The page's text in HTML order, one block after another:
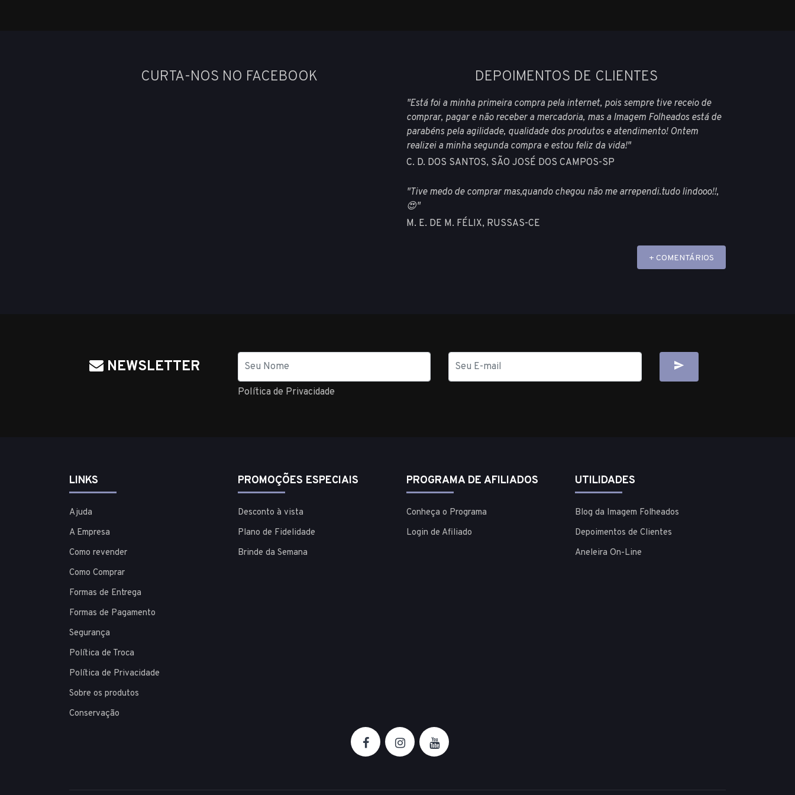
CURTA-NOS NO FACEBOOK DEPOIMENTOS DE CLIENTES
"Está foi a minha primeira compra pela internet, pois sempre tive receio de
comprar, pagar e não receber a mercadoria, mas a Imagem Folheados está de
parabéns pela agilidade, qualidade dos produtos e atendimento! Ontem
realizei a minha segunda compra e estou feliz da vida!"
C. D. DOS SANTOS, SÃO JOSÉ DOS CAMPOS-SP
"Tive medo de comprar mas,quando chegou não me arrependi.tudo lindooo!!,
😍"
M. E. DE M. FÉLIX, RUSSAS-CE
+ COMENTÁRIOS
NEWSLETTER
mail
Política de Privacidade
LINKS
Ajuda
A Empresa
Como revender
Como Comprar
Formas de Entrega
Formas de Pagamento
Segurança
Política de Troca
Política de Privacidade
Sobre os produtos
Conservação
PROMOÇÕES ESPECIAIS
Desconto à vista
Plano de Fidelidade
Brinde da Semana
PROGRAMA DE AFILIADOS
Conheça o Programa
Login de Afiliado
UTILIDADES
Blog da Imagem Folheados
Depoimentos de Clientes
Aneleira On-Line